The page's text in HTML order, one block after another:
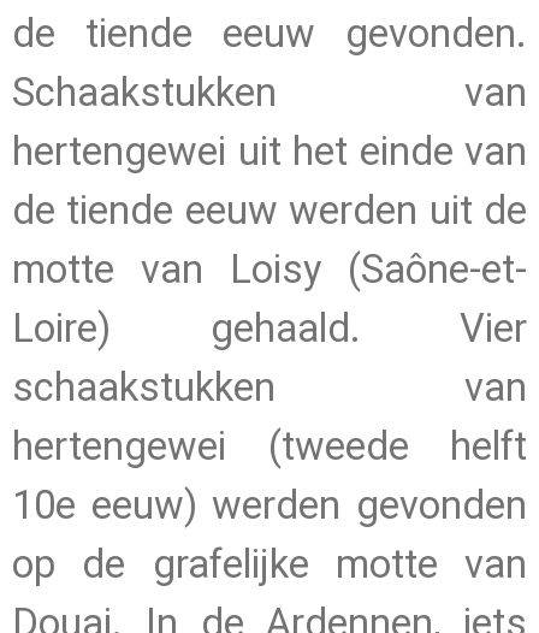
de tiende eeuw gevonden.
Schaakstukken van
hertengewei uit het einde van
de tiende eeuw werden uit de
motte van Loisy (Saône-et-
Loire) gehaald. Vier
schaakstukken van
hertengewei (tweede helft
10e eeuw) werden gevonden
op de grafelijke motte van